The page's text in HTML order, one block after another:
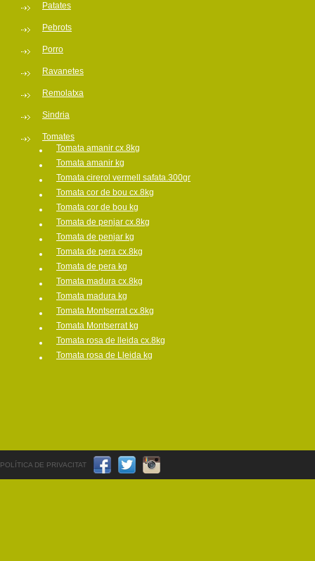
Patates
Pebrots
Porro
Ravanetes
Remolatxa
Sindria
Tomates
Tomata amanir cx.8kg
Tomata amanir kg
Tomata cirerol vermell safata.300gr
Tomata cor de bou cx.8kg
Tomata cor de bou kg
Tomata de penjar cx.8kg
Tomata de penjar kg
Tomata de pera cx.8kg
Tomata de pera kg
Tomata madura cx.8kg
Tomata madura kg
Tomata Montserrat cx.8kg
Tomata Montserrat kg
Tomata rosa de lleida cx.8kg
Tomata rosa de Lleida kg
POLÍTICA DE PRIVACITAT